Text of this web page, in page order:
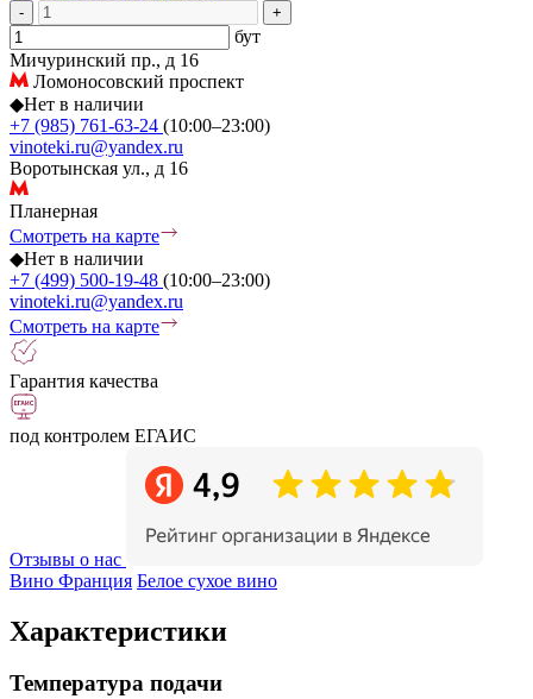
- +
бут
Мичуринский пр., д 16
Ломоносовский проспект
◆Нет в наличии
+7 (985) 761-63-24 (10:00–23:00)
vinoteki.ru@yandex.ru
Воротынская ул., д 16
Планерная
Смотреть на карте
◆Нет в наличии
+7 (499) 500-19-48 (10:00–23:00)
vinoteki.ru@yandex.ru
Смотреть на карте
Гарантия качества
под контролем ЕГАИС
Отзывы о нас
Вино Франция Белое сухое вино
Характеристики
Температура подачи